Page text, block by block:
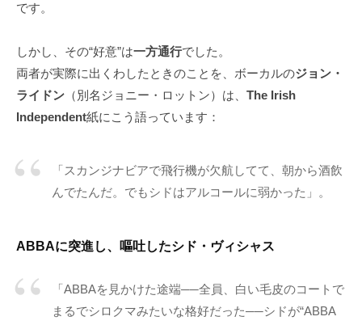
です。
しかし、その“好意”は一方通行でした。
両者が実際に出くわしたときのことを、ボーカルのジョン・
ライドン （別名ジョニー・ロットン）は、 The Irish
Independent紙にこう語っています：
「スカンジナビアで飛行機が欠航してて、朝から酒飲
んでたんだ。でもシドはアルコールに弱かった」。
ABBAに突進し、嘔吐したシド・ヴィシャス
「ABBAを見かけた途端──全員、白い毛皮のコートで
まるでシロクマみたいな格好だった──シドが“ABBA